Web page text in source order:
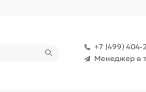
+7 (499) 404-
Менеджер в